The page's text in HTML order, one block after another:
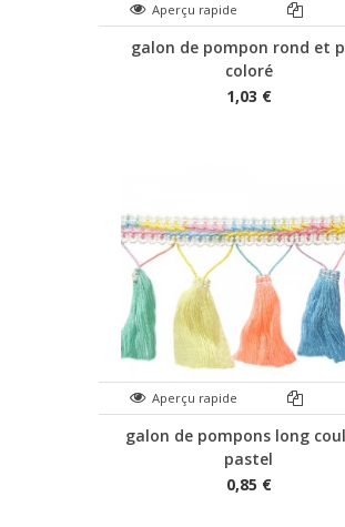
Aperçu rapide
galon de pompon rond et
coloré
1,03 €
Aperçu rapide
galon de pompons long
pastel
0,85 €